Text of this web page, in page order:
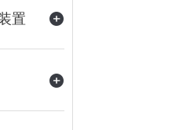
置